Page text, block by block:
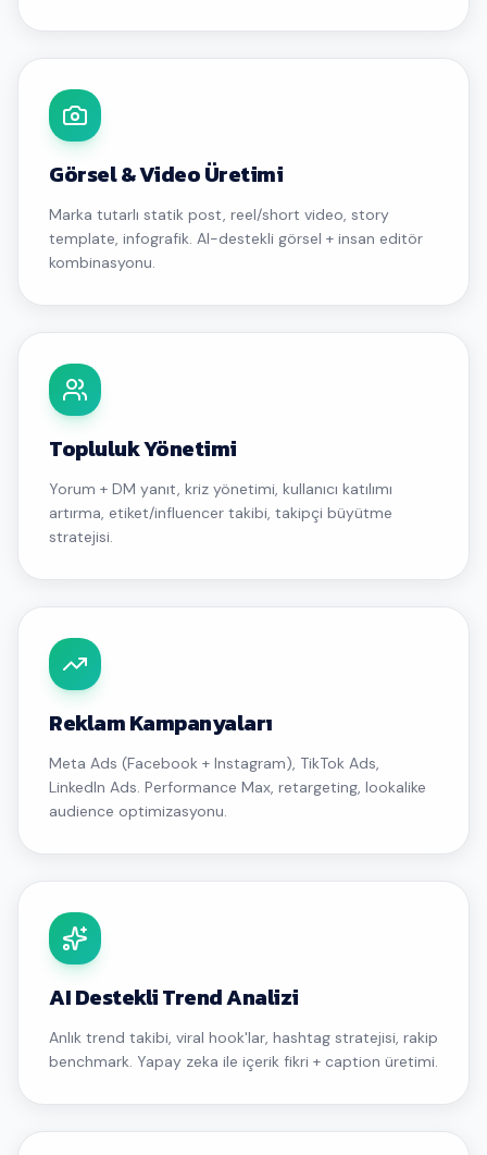
Görsel & Video Üretimi
Marka tutarlı statik post, reel/short video, story
template, infografik. AI-destekli görsel + insan editör
kombinasyonu.
Topluluk Yönetimi
Yorum + DM yanıt, kriz yönetimi, kullanıcı katılımı
artırma, etiket/influencer takibi, takipçi büyütme
stratejisi.
Reklam Kampanyaları
Meta Ads (Facebook + Instagram), TikTok Ads,
LinkedIn Ads. Performance Max, retargeting, lookalike
audience optimizasyonu.
AI Destekli Trend Analizi
Anlık trend takibi, viral hook'lar, hashtag stratejisi, rakip
benchmark. Yapay zeka ile içerik fikri + caption üretimi.